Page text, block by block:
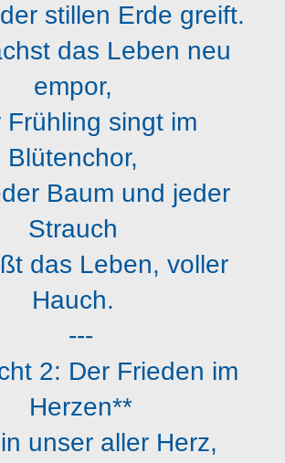
stillen Erde greift.
das Leben neu
empor,
Frühling singt im
Blütenchor,
Baum und jeder
Strauch
das Leben, voller
Hauch.
---
2: Der Frieden im
Herzen**
unser aller Herz,